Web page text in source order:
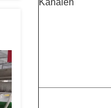
Kanalen